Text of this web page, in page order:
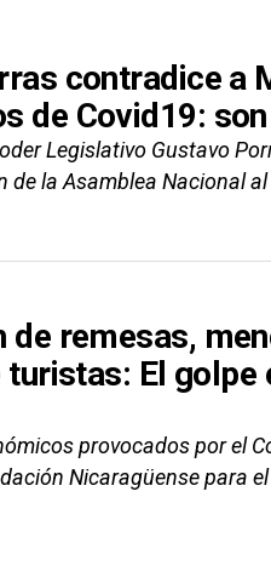
contradice a
de Covid19:
Legislativo Gustavo
de la Asamblea Nacional
de remesas,
turistas: El
provocados por el
Nicaragüense para